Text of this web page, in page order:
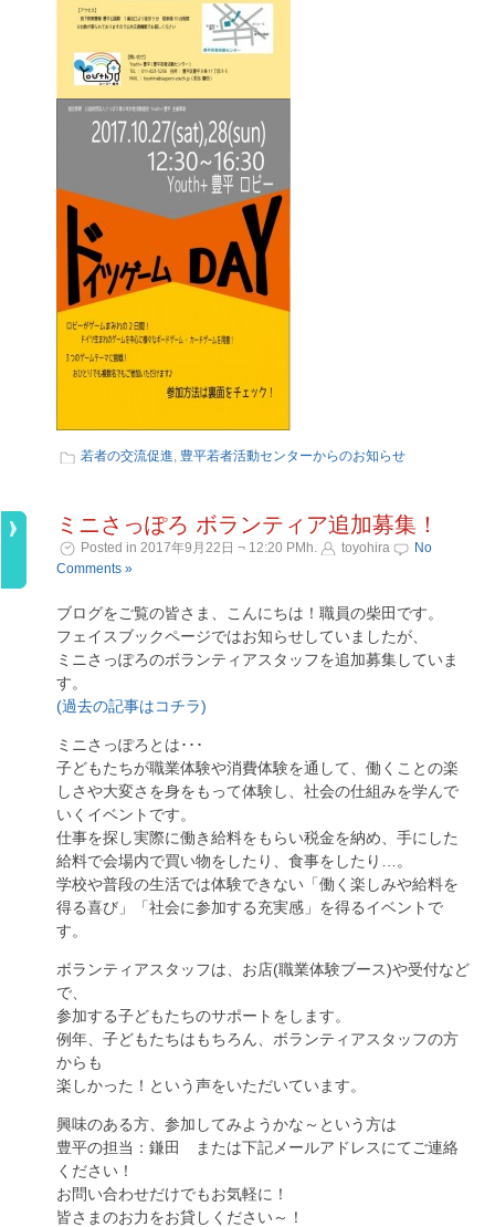
若者の交流促進, 豊平若者活動センターからのお知らせ
ミニさっぽろ ボランティア追加募集！
Posted in 2017年9月22日 ¬ 12:20 PMh. toyohira
No
Comments »
ブログをご覧の皆さま、こんにちは！職員の柴田です。
フェイスブックページではお知らせしていましたが、
ミニさっぽろのボランティアスタッフを追加募集していま
す。
(過去の記事はコチラ)
ミニさっぽろとは･･･
子どもたちが職業体験や消費体験を通して、働くことの楽
しさや大変さを身をもって体験し、社会の仕組みを学んで
いくイベントです。
仕事を探し実際に働き給料をもらい税金を納め、手にした
給料で会場内で買い物をしたり、食事をしたり…。
学校や普段の生活では体験できない「働く楽しみや給料を
得る喜び」「社会に参加する充実感」を得るイベントで
す。
ボランティアスタッフは、お店(職業体験ブース)や受付など
で、
参加する子どもたちのサポートをします。
例年、子どもたちはもちろん、ボランティアスタッフの方
からも
楽しかった！という声をいただいています。
興味のある方、参加してみようかな～という方は
豊平の担当：鎌田 または下記メールアドレスにてご連絡
ください！
お問い合わせだけでもお気軽に！
皆さまのお力をお貸しください～！